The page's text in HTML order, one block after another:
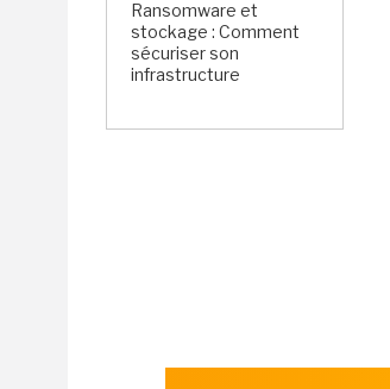
Ransomware et
stockage : Comment
sécuriser son
infrastructure